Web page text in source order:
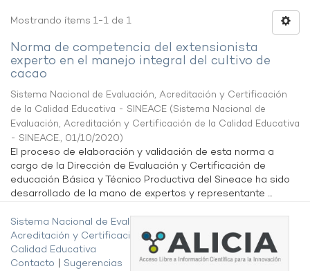
Mostrando ítems 1-1 de 1
Norma de competencia del extensionista
experto en el manejo integral del cultivo de
cacao
Sistema Nacional de Evaluación, Acreditación y Certificación
de la Calidad Educativa - SINEACE (Sistema Nacional de
Evaluación, Acreditación y Certificación de la Calidad Educativa
- SINEACE., 01/10/2020)
El proceso de elaboración y validación de esta norma a
cargo de la Dirección de Evaluación y Certificación de
educación Básica y Técnico Productiva del Sineace ha sido
desarrollado de la mano de expertos y representante ...
Sistema Nacional de Evaluación,
Acreditación y Certificación de la
Calidad Educativa
Contacto
Sugerencias